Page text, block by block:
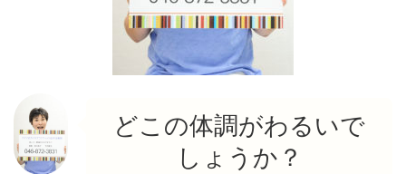
どこの体調がわるいで
しょうか？